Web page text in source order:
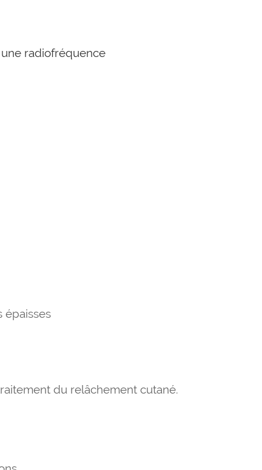
radiofréquence
épaisses
du relâchement cutané.